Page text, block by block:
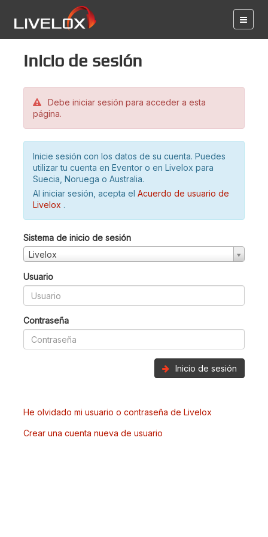
Inicio de sesión
Debe iniciar sesión para acceder a esta
página.
Inicie sesión con los datos de su cuenta. Puedes
utilizar tu cuenta en Eventor o en Livelox para
Suecia, Noruega o Australia.
Al iniciar sesión, acepta el Acuerdo de usuario de
Livelox .
Sistema de inicio de sesión
Livelox
Usuario
Contraseña
Inicio de sesión
He olvidado mi usuario o contraseña de Livelox
Crear una cuenta nueva de usuario